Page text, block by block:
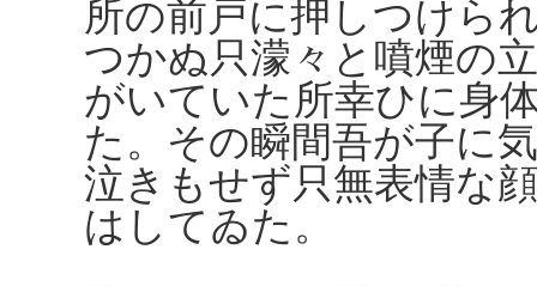
所の前戸に押しつけら
つかぬ只濛々と噴煙の
がいていた所幸ひに身
た。その瞬間吾が子に
泣きもせず只無表情な
はしてゐた。